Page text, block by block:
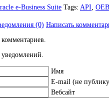
e-Business Suite Tags: API
(0) Написать
Имя
E-mail (не
Вебсайт